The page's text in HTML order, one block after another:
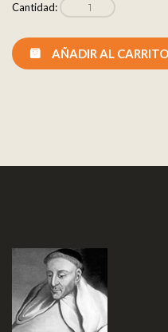
Cantidad:
AÑADIR AL CARRITO